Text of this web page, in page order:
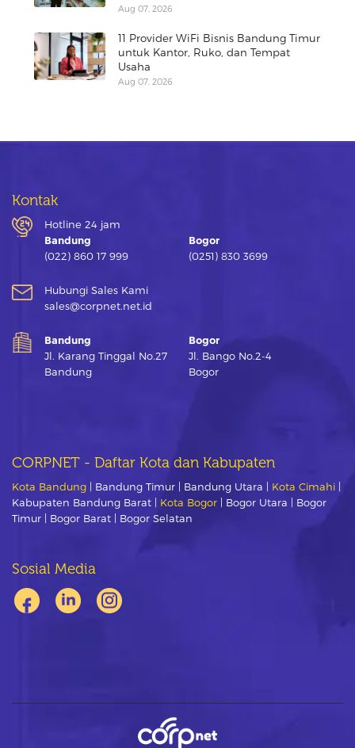
Aug 07, 2026
11 Provider WiFi Bisnis Bandung Timur
untuk Kantor, Ruko, dan Tempat
Usaha
Aug 07, 2026
Kontak
Hotline 24 jam
Bandung
(022) 860 17 999
Bogor
(0251) 830 3699
Hubungi Sales Kami
sales@corpnet.net.id
Bandung
Jl. Karang Tinggal No.27
Bandung
Bogor
Jl. Bango No.2-4
Bogor
CORPNET - Daftar Kota dan Kabupaten
Kota Bandung | Bandung Timur | Bandung Utara | Kota Cimahi
Kabupaten Bandung Barat | Kota Bogor | Bogor Utara | Bogor
Timur | Bogor Barat | Bogor Selatan
Sosial Media